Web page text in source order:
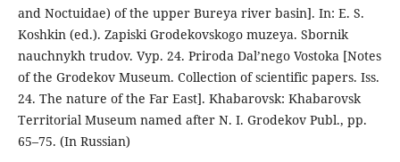
and Noctuidae) of the upper Bureya river basin]. In: E. S.
Koshkin (ed.). Zapiski Grodekovskogo muzeya. Sbornik
nauchnykh trudov. Vyp. 24. Priroda Dal’nego Vostoka [Notes
of the Grodekov Museum. Collection of scientific papers. Iss.
24. The nature of the Far East]. Khabarovsk: Khabarovsk
Territorial Museum named after N. I. Grodekov Publ., pp.
65–75. (In Russian)